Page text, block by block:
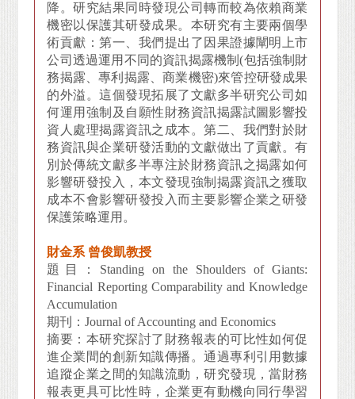
降。研究結果同時發現公司轉而較為依賴商業
機密以保護其研發成果。本研究有主要兩個學
術貢獻：第一、我們提出了因果證據闡明上市
公司透過運用不同的資訊揭露機制(包括強制財
務揭露、專利揭露、商業機密)來管控研發成果
的外溢。這個發現拓展了文獻多半研究公司如
何運用強制及自願性財務資訊揭露試圖影響投
資人處理揭露資訊之成本。第二、我們對於財
務資訊與企業研發活動的文獻做出了貢獻。有
別於傳統文獻多半專注於財務資訊之揭露如何
影響研發投入，本文發現強制揭露資訊之獲取
成本不會影響研發投入而主要影響企業之研發
保護策略運用。
財金系 曾俊凱教授
題目：Standing on the Shoulders of Giants:
Financial Reporting Comparability and Knowledge
Accumulation
期刊：Journal of Accounting and Economics
摘要：本研究探討了財務報表的可比性如何促
進企業間的創新知識傳播。通過專利引用數據
追蹤企業之間的知識流動，研究發現，當財務
報表更具可比性時，企業更有動機向同行學習